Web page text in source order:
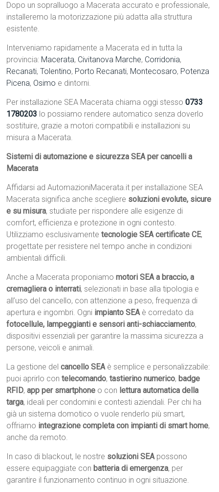
Dopo un sopralluogo a Macerata accurato e professionale,
installeremo la motorizzazione più adatta alla struttura
esistente.
Interveniamo rapidamente a Macerata ed in tutta la
provincia: Macerata, Civitanova Marche, Corridonia,
Recanati,Tolentino, Porto Recanati, Montecosaro, Potenza
Picena, Osimo e dintorni.
Per installazione SEA Macerata chiama oggi stesso0733
1780203 lo possiamo rendere automatico senza doverlo
sostituire, grazie a motori compatibili e installazioni su
misura a Macerata.
Sistemi di automazione e sicurezza SEA per cancelli a
Macerata
Affidarsi ad AutomazioniMacerata.it per installazione SEA
Macerata significa anche scegliere soluzioni evolute, sicure
e su misura, studiate per rispondere alle esigenze di
comfort, efficienza e protezione in ogni contesto.
Utilizziamo esclusivamentetecnologie SEA certificate CE,
progettate per resistere nel tempo anche in condizioni
ambientali difficili.
Anche a Macerata proponiamomotori SEA a braccio, a
cremagliera o interrati, selezionati in base alla tipologia e
all’uso del cancello, con attenzione a peso, frequenza di
apertura e ingombri. Ogni impianto SEAè corredato da
fotocellule, lampeggianti e sensori anti-schiacciamento,
dispositivi essenziali per garantire la massima sicurezza a
persone, veicoli e animali.
La gestione delcancello SEAè semplice e personalizzabile:
puoi aprirlo contelecomando,tastierino numerico, badge
RFID,app per smartphone o con lettura automatica della
targa, ideali per condomini e contesti aziendali. Per chi ha
già un sistema domotico o vuole renderlo più smart,
offriamo integrazione completa con impianti di smart home,
anche da remoto.
In caso di blackout, le nostre soluzioni SEApossono
essere equipaggiate con batteria di emergenza, per
garantire il funzionamento continuo in ogni situazione.